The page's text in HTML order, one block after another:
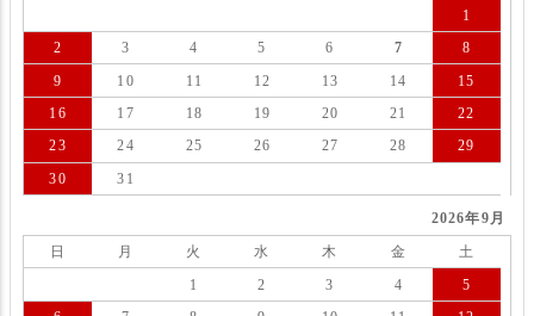
1
2
3 4 5 6 7
8
9
10 11 12 13 14
15
16
17 18 19 20 21
22
23
24 25 26 27 28
29
30
31
2026年9月
日 月 火 水 木 金
土
1
2 3 4
5